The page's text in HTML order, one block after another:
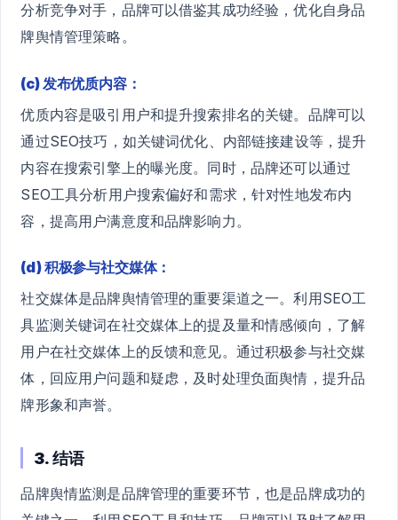
分析竞争对手，品牌可以借鉴其成功经验，优化自身品
牌舆情管理策略。
(c) 发布优质内容：
优质内容是吸引用户和提升搜索排名的关键。品牌可以
通过SEO技巧，如关键词优化、内部链接建设等，提升
内容在搜索引擎上的曝光度。同时，品牌还可以通过
SEO工具分析用户搜索偏好和需求，针对性地发布内
容，提高用户满意度和品牌影响力。
(d) 积极参与社交媒体：
社交媒体是品牌舆情管理的重要渠道之一。利用SEO工
具监测关键词在社交媒体上的提及量和情感倾向，了解
用户在社交媒体上的反馈和意见。通过积极参与社交媒
体，回应用户问题和疑虑，及时处理负面舆情，提升品
牌形象和声誉。
3. 结语
品牌舆情监测是品牌管理的重要环节，也是品牌成功的